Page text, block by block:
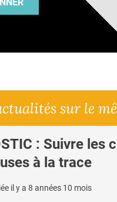
sur le
: Suivre les
à la trace
il y a 8 années 10 mois